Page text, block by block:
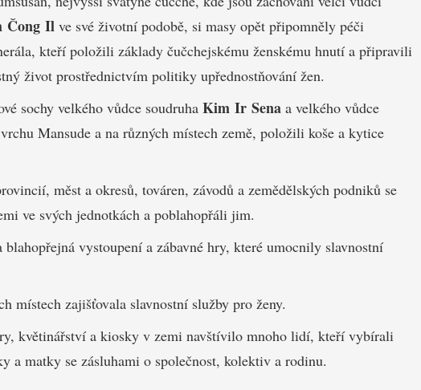
Čong Il ve své životní podobě, si masy opět připomněly péči
kteří položili základy čučchejskému ženskému hnutí a připravili
život prostřednictvím politiky upřednostňování žen.
sochy velkého vůdce soudruha Kim Ir Sena a velkého vůdce
Mansude a na různých místech země, položili koše a kytice
měst a okresů, továren, závodů a zemědělských podniků se
ve svých jednotkách a poblahopřáli jim.
blahopřejná vystoupení a zábavné hry, které umocnily slavnostní
místech zajišťovala slavnostní služby pro ženy.
květinářství a kiosky v zemi navštívilo mnoho lidí, kteří vybírali
a matky se zásluhami o společnost, kolektiv a rodinu.